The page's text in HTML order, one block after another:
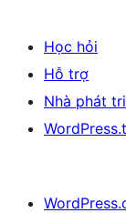
Học hỏi
Hỗ trợ
Nhà phát